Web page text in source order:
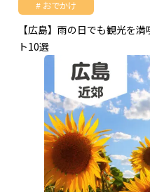
おでかけ
【広島】雨の日でも観光を
ト10選